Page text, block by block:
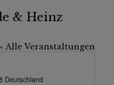
& Heinz
« Alle Veranstaltungen
Deutschland